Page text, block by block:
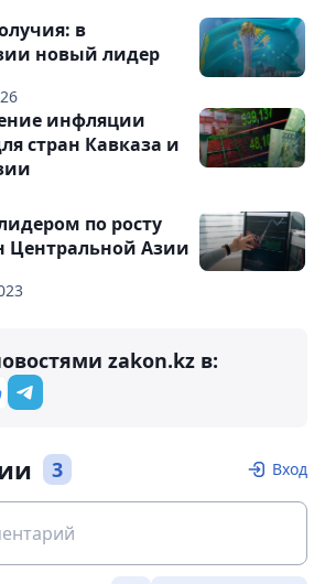
в
новый лидер
инфляции
стран Кавказа и
по росту
Центральной Азии
zakon.kz в:
3 Вход